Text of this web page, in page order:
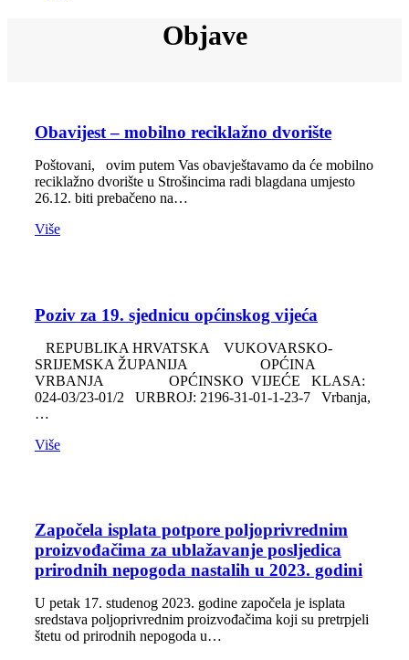
Objave
Obavijest – mobilno reciklažno dvorište
Poštovani, ovim putem Vas obavještavamo da će mobilno
reciklažno dvorište u Strošincima radi blagdana umjesto
26.12. biti prebačeno na…
Više
Poziv za 19. sjednicu općinskog vijeća
REPUBLIKA HRVATSKA VUKOVARSKO-
SRIJEMSKA ŽUPANIJA OPĆINA
VRBANJA OPĆINSKO VIJEĆE KLASA:
024-03/23-01/2 URBROJ: 2196-31-01-1-23-7 Vrbanja,
…
Više
Započela isplata potpore poljoprivrednim
proizvođačima za ublažavanje posljedica
prirodnih nepogoda nastalih u 2023. godini
U petak 17. studenog 2023. godine započela je isplata
sredstava poljoprivrednim proizvođačima koji su pretrpjeli
štetu od prirodnih nepogoda u…